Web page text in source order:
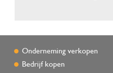
Onderneming verkopen
Bedrijf kopen